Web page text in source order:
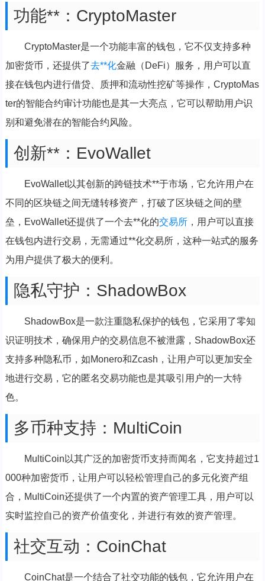
功能**：CryptoMaster
CryptoMaster是一个功能丰富的钱包，它不仅支持多种
加密货币，还提供了去**化金融（DeFi）服务，用户可以直
接在钱包内进行借贷、质押和流动性挖矿等操作，CryptoMas
ter的智能合约审计功能也是其一大亮点，它可以帮助用户识
别和避免潜在的智能合约风险。
创新**：EvoWallet
EvoWallet以其创新的跨链技术**于市场，它允许用户在
不同的区块链之间无缝转移资产，打破了区块链之间的壁
垒，EvoWallet还提供了一个去**化的交易所，用户可以直接
在钱包内进行交易，无需通过**化交易所，这种一站式的服务
为用户提供了极大的便利。
隐私守护：ShadowBox
ShadowBox是一款注重隐私保护的钱包，它采用了零知
识证明技术，确保用户的交易信息不被泄露，ShadowBox还
支持多种隐私币，如Monero和Zcash，让用户可以更加安全
地进行交易，它的匿名交易功能也是其吸引用户的一大特
色。
多币种支持：MultiCoin
MultiCoin以其广泛的加密货币支持而闻名，它支持超过1
000种加密货币，让用户可以轻松管理自己的多元化资产组
合，MultiCoin还提供了一个内置的资产管理工具，用户可以
实时监控自己的资产价值变化，并进行有效的资产管理。
社交互动：CoinChat
CoinChat是一个结合了社交功能的钱包，它允许用户在